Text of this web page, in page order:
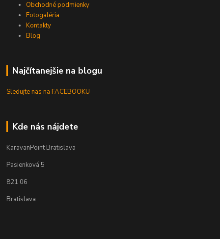
Obchodné podmienky
Fotogaléria
Kontakty
Blog
Najčítanejšie na blogu
Sledujte nas na FACEBOOKU
Kde nás nájdete
KaravanPoint Bratislava
Pasienková 5
821 06
Bratislava